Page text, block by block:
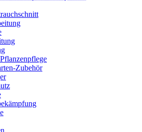
Zubehör